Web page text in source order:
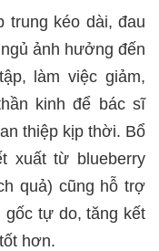
trung kéo dài, đau
ảnh hưởng đến
làm việc giảm,
kinh để bác sĩ
thiệp kịp thời. Bổ
xuất từ blueberry
quả) cũng hỗ trợ
gốc tự do, tăng kết
hơn.